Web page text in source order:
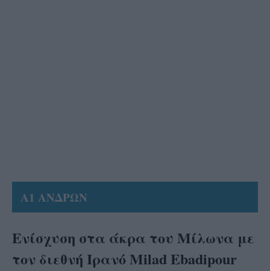
Α1 ΑΝΔΡΩΝ
Ενίσχυση στα άκρα του Μίλωνα με
τον διεθνή Ιρανό Milad Ebadipour